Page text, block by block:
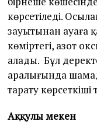
көрсетіледі.
зауытынан ауаға
көміртегі, азот
алады. Бұл
аралығында
тарату көрсеткіші
Аққулы мекен